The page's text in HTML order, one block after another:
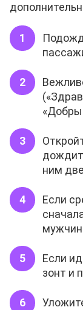
ним
Если
Если
зонт и